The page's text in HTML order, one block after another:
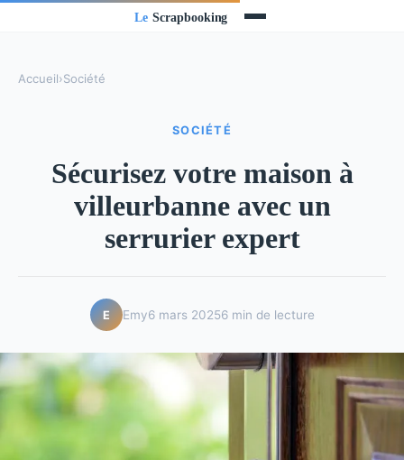
Accueil›Société
SOCIÉTÉ
Sécurisez votre maison à
villeurbanne avec un
serrurier expert
E Emy6 mars 20256 min de lecture